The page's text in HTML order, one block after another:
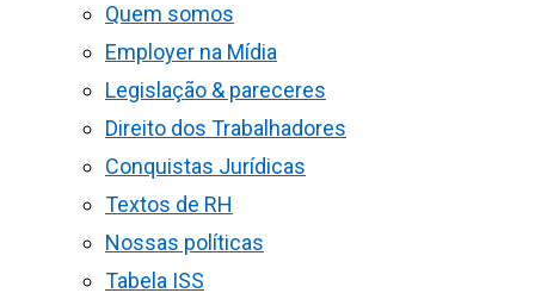
Quem somos
Employer na Mídia
Legislação & pareceres
Direito dos Trabalhadores
Conquistas Jurídicas
Textos de RH
Nossas políticas
Tabela ISS